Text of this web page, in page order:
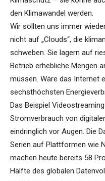
den Klimawandel werden.
Wir sollten uns immer
nicht auf „Clouds“, die
schweben. Sie lagern auf
Betrieb erhebliche Mengen
müssen. Wäre das Internet
sechsthöchsten
Das Beispiel
Stromverbrauch von
eindringlich vor Augen. Die
Serien auf Plattformen wie
machen heute bereits 58
Hälfte des globalen